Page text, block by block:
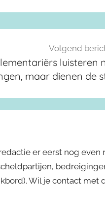
Volgend
luisteren
maar dienen de
er eerst nog even
Wil je contact met